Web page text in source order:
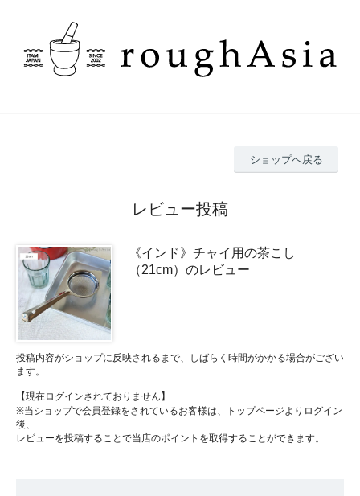
ショップへ戻る
レビュー投稿
《インド》チャイ用の茶こし
（21cm）のレビュー
投稿内容がショップに反映されるまで、しばらく時間がかかる場合がござい
ます。
【現在ログインされておりません】
※当ショップで会員登録をされているお客様は、トップページよりログイン
後、
レビューを投稿することで当店のポイントを取得することができます。